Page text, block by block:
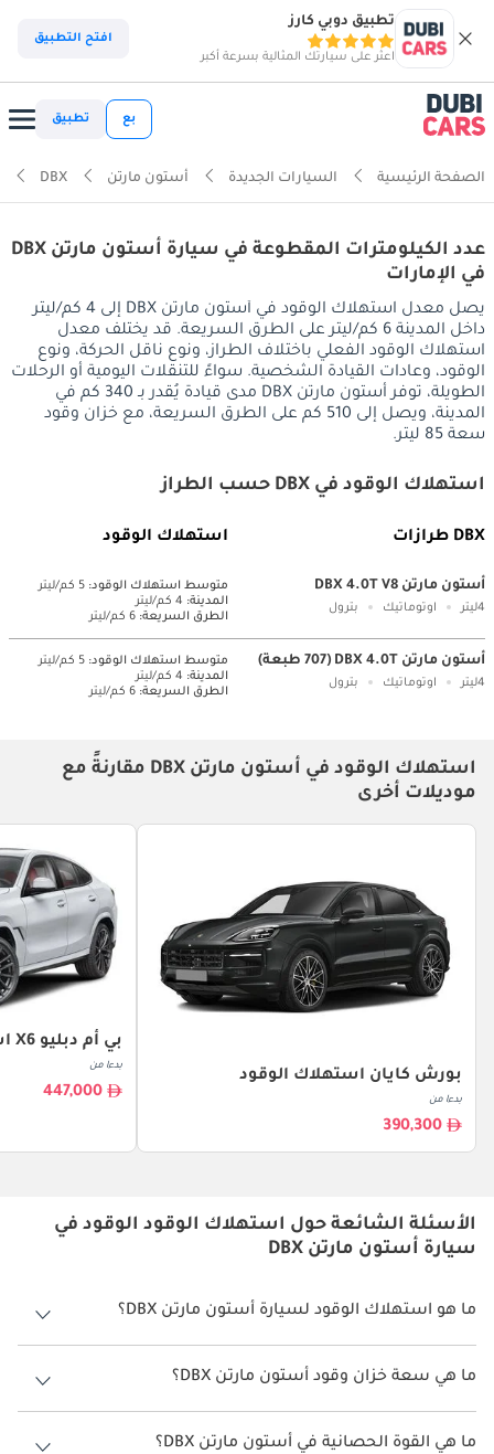
تطبيق دوبي كارز
اعثر على سيارتك المثالية بسرعة أكبر
افتح التطبيق
بع تطبيق
الصفحة الرئيسية السيارات الجديدة أستون مارتن DBX
عدد الكيلومترات المقطوعة في سيارة أستون مارتن DBX
في الإمارات
يصل معدل استهلاك الوقود في أستون مارتن DBX إلى 4 كم/ليتر
داخل المدينة 6 كم/ليتر على الطرق السريعة. قد يختلف معدل
استهلاك الوقود الفعلي باختلاف الطراز، ونوع ناقل الحركة، ونوع
الوقود، وعادات القيادة الشخصية. سواءً للتنقلات اليومية أو الرحلات
الطويلة، توفر أستون مارتن DBX مدى قيادة يُقدر بـ 340 كم في
المدينة، ويصل إلى 510 كم على الطرق السريعة، مع خزان وقود
سعة 85 ليتر.
استهلاك الوقود في DBX حسب الطراز
DBX طرازات استهلاك الوقود
أستون مارتن DBX 4.0T V8
4ليتر اوتوماتيك بترول
متوسط ​​استهلاك الوقود: 5 كم/ليتر
المدينة: 4 كم/ليتر
الطرق السريعة: 6 كم/ليتر
أستون مارتن DBX 4.0T (707 طبعة)
4ليتر اوتوماتيك بترول
متوسط ​​استهلاك الوقود: 5 كم/ليتر
المدينة: 4 كم/ليتر
الطرق السريعة: 6 كم/ليتر
استهلاك الوقود في أستون مارتن DBX مقارنةً مع
موديلات أخرى
بورش كايان استهلاك الوقود
بدءا من
390,300
بي أم دبليو X6 استهلاك الوقود
بدءا من
447,000
الأسئلة الشائعة حول استهلاك الوقود الوقود في
سيارة أستون مارتن DBX
ما هو استهلاك الوقود لسيارة أستون مارتن DBX؟
يتراوح استهلاك الوقود لسيارة أستون مارتن DBX بين 4 كم/ليتر.
ما هي سعة خزان وقود أستون مارتن DBX؟
سعة خزان وقود أستون مارتن DBX 85 ليتر.
ما هي القوة الحصانية في أستون مارتن DBX؟